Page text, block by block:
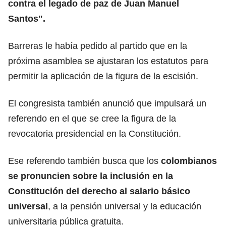
contra el legado de paz de Juan Manuel
Santos".
Barreras le había pedido al partido que en la
próxima asamblea se ajustaran los estatutos para
permitir la aplicación de la figura de la escisión.
El congresista también anunció que impulsará un
referendo en el que se cree la figura de la
revocatoria presidencial en la Constitución.
Ese referendo también busca que los colombianos
se pronuncien sobre la inclusión en la
Constitución del derecho al salario básico
universal, a la pensión universal y la educación
universitaria pública gratuita.